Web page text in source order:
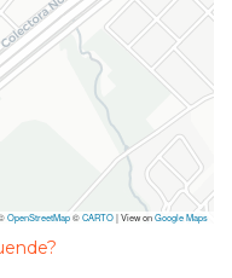
OpenStreetMap©CARTO| View onGoogle Maps